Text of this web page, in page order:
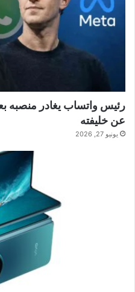
عن خليفته
يونيو 27, 2026